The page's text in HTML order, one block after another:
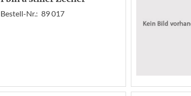
Bestell-Nr.: 89 017